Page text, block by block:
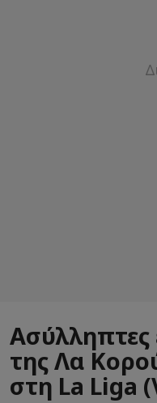
Ασύλληπτες
της Λα
στη La Liga